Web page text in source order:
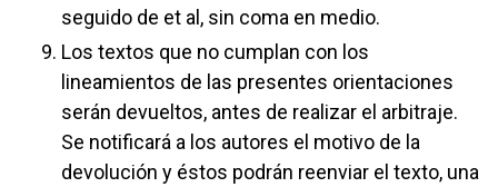
seguido de et al, sin coma en medio.
Los textos que no cumplan con los
lineamientos de las presentes orientaciones
serán devueltos, antes de realizar el arbitraje.
Se notificará a los autores el motivo de la
devolución y éstos podrán reenviar el texto, una